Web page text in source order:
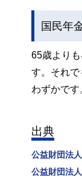
国民年
65歳より
す。それで
わずかで
出典
公益財団法
公益財団法